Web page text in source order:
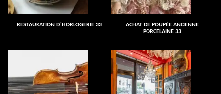
RESTAURATION D'HORLOGERIE 33
ACHAT DE POUPÉE ANCIENNE
PORCELAINE 33